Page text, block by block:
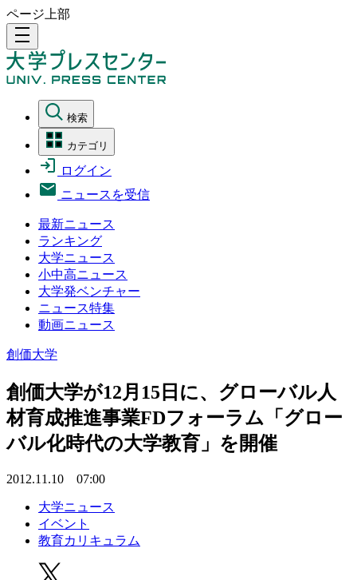
ページ上部
density_medium
検索
カテゴリ
ログイン
ニュースを受信
最新ニュース
ランキング
大学ニュース
小中高ニュース
大学発ベンチャー
ニュース特集
動画ニュース
創価大学
創価大学が12月15日に、グローバル人
材育成推進事業FDフォーラム「グロー
バル化時代の大学教育」を開催
2012.11.10 07:00
大学ニュース
イベント
教育カリキュラム